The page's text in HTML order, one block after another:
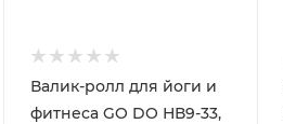
Валик-ролл для йоги и
фитнеса GO DO НВ9-33,